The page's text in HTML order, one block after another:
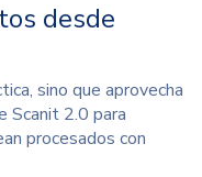
desde
sino que aprovecha
Scanit 2.0 para
procesados con